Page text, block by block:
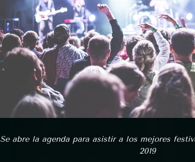
Se abre la agenda para asistir a los mejores
2019